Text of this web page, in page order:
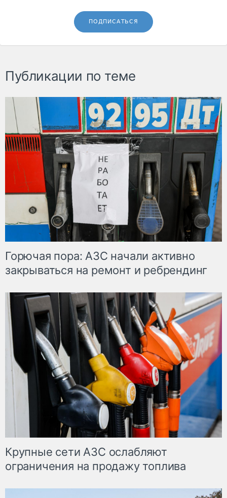
ПОДПИСАТЬСЯ
Публикации по теме
Горючая пора: АЗС начали активно
закрываться на ремонт и ребрендинг
Крупные сети АЗС ослабляют
ограничения на продажу топлива